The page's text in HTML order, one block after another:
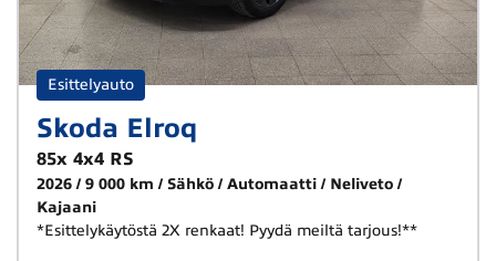
Esittelyauto
Skoda Elroq
85x 4x4 RS
2026 9 000 km Sähkö Automaatti
Neliveto
Kajaani
*Esittelykäytöstä 2X renkaat! Pyydä meiltä tarjous!**